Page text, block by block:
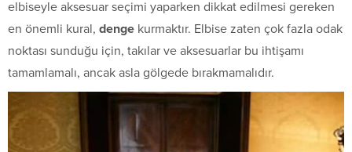
elbiseyle aksesuar seçimi yaparken dikkat edilmesi gereken
en önemli kural, denge kurmaktır. Elbise zaten çok fazla odak
noktası sunduğu için, takılar ve aksesuarlar bu ihtişamı
tamamlamalı, ancak asla gölgede bırakmamalıdır.